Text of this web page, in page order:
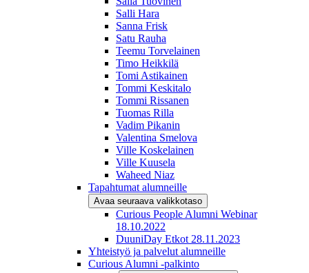
Salli Hara
Sanna Frisk
Satu Rauha
Teemu Torvelainen
Timo Heikkilä
Tomi Astikainen
Tommi Keskitalo
Tommi Rissanen
Tuomas Rilla
Vadim Pikanin
Valentina Smelova
Ville Koskelainen
Ville Kuusela
Waheed Niaz
Tapahtumat alumneille
Avaa seuraava valikkotaso
Curious People Alumni Webinar
18.10.2022
DuuniDay Etkot 28.11.2023
Yhteistyö ja palvelut alumneille
Curious Alumni -palkinto